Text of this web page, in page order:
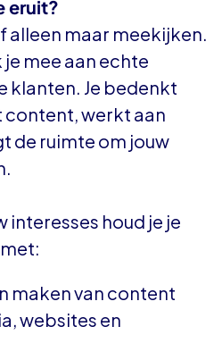
eruit?
alleen maar meekijken.
mee aan echte
klanten. Je bedenkt
werkt aan
de ruimte om jouw
interesses houd je je
maken van content
websites en